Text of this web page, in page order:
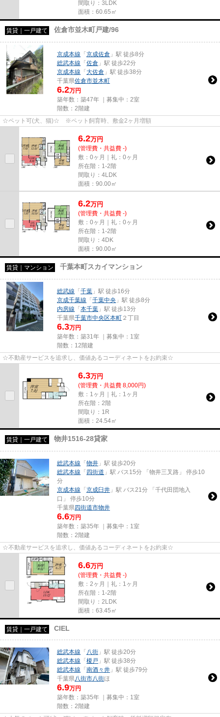
間取り：3LDK
面積：60.65㎡
賃貸｜一戸建て 佐倉市並木町戸建/96
京成本線 「京成佐倉 」駅 徒歩8分
総武本線 「佐倉 」駅 徒歩22分
京成本線 「大佐倉 」駅 徒歩38分
千葉県佐倉市並木町
6.2万円
築年数：築47年 ｜募集中： 2室
階数：2階建
☆ペット可(犬、猫)☆ ※ペット飼育時、敷金2ヶ月増額
6.2万円
(管理費・共益費 -)
敷：0ヶ月｜礼：0ヶ月
所在階：1-2階
間取り：4LDK
面積：90.00㎡
6.2万円
(管理費・共益費 -)
敷：0ヶ月｜礼：0ヶ月
所在階：1-2階
間取り：4DK
面積：90.00㎡
賃貸｜マンション 千葉本町スカイマンション
総武線 「千葉 」駅 徒歩16分
京成千葉線 「千葉中央 」駅 徒歩8分
内房線 「本千葉 」駅 徒歩13分
千葉県千葉市中央区本町 ２丁目
6.3万円
築年数：築31年 ｜募集中： 1室
階数：12階建
☆不動産サービスを追求し、価値あるコーディネートをお約束☆
6.3万円
(管理費・共益費 8,000円)
敷：1ヶ月｜礼：1ヶ月
所在階：2階
間取り：1R
面積：24.54㎡
賃貸｜一戸建て 物井1516-28貸家
総武本線 「物井 」駅 徒歩20分
総武本線 「四街道 」駅 バス15分 「物井三叉路」 停歩10
分
京成本線 「京成臼井 」駅 バス21分 「千代田団地入
口」 停歩10分
千葉県四街道市物井
6.6万円
築年数：築35年 ｜募集中： 1室
階数：2階建
☆不動産サービスを追求し、価値あるコーディネートをお約束☆
6.6万円
(管理費・共益費 -)
敷：2ヶ月｜礼：1ヶ月
所在階：1-2階
間取り：2LDK
面積：63.45㎡
賃貸｜一戸建て CIEL
総武本線 「 八街 」駅 徒歩20分
総武本線 「榎戸 」駅 徒歩38分
総武本線 「南酒々井 」駅 徒歩79分
千葉県 八街市八街ほ
6.9万円
築年数：築35年 ｜募集中： 1室
階数：2階建